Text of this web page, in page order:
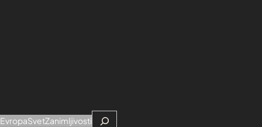
EvropaSvetZanimljivostiSearch